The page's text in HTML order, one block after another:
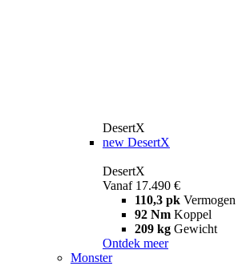
DesertX
new DesertX
DesertX
Vanaf 17.490 €
110,3 pk Vermogen
92 Nm Koppel
209 kg Gewicht
Ontdek meer
Monster